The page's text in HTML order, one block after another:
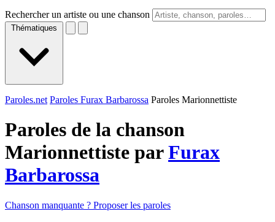
Rechercher un artiste ou une chanson
Thématiques
Paroles.net Paroles Furax Barbarossa Paroles Marionnettiste
Paroles de la chanson
Marionnettiste parFurax
Barbarossa
Chanson manquante ? Proposer les paroles